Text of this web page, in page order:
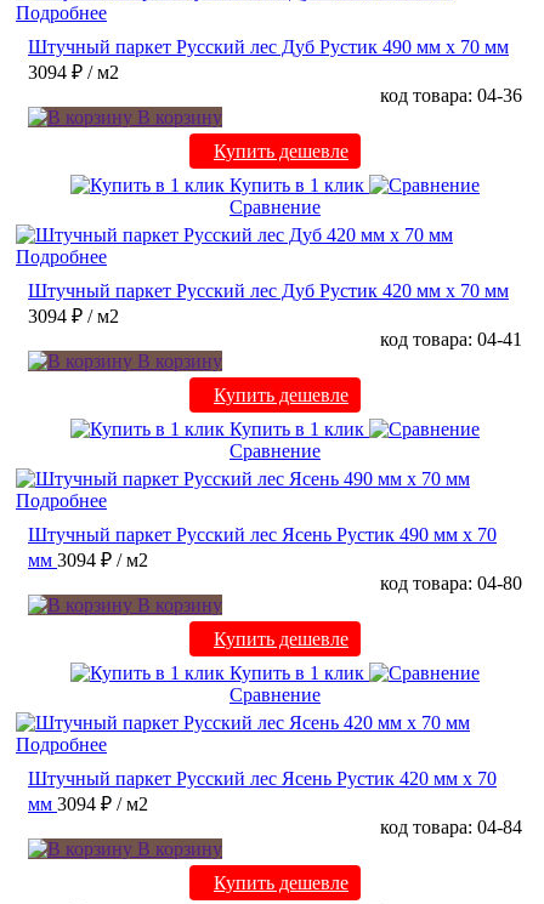
Подробнее
Штучный паркет Русский лес Дуб Рустик 490 мм х 70 мм
3094 ₽ / м2
код товара: 04-36
В корзину
Купить дешевле
Купить в 1 клик
Сравнение
Подробнее
Штучный паркет Русский лес Дуб Рустик 420 мм х 70 мм
3094 ₽ / м2
код товара: 04-41
В корзину
Купить дешевле
Купить в 1 клик
Сравнение
Подробнее
Штучный паркет Русский лес Ясень Рустик 490 мм х 70
мм 3094 ₽ / м2
код товара: 04-80
В корзину
Купить дешевле
Купить в 1 клик
Сравнение
Подробнее
Штучный паркет Русский лес Ясень Рустик 420 мм х 70
мм 3094 ₽ / м2
код товара: 04-84
В корзину
Купить дешевле